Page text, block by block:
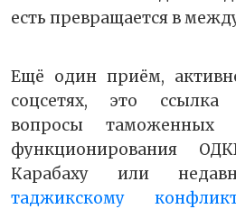
есть превращается в
Ещё один приём,
соцсетях, это
вопросы
функционирования
Карабаху или
таджикскому